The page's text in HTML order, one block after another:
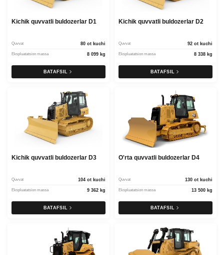
Kichik quvvatli buldozerlar D1
Quvvat 80 ot kuchi
Ekspluatatsion massa 8 099 kg
BATAFSIL
Kichik quvvatli buldozerlar D2
Quvvat 92 ot kuchi
Ekspluatatsion massa 8 338 kg
BATAFSIL
Kichik quvvatli buldozerlar D3
Quvvat 104 ot kuchi
Ekspluatatsion massa 9 362 kg
BATAFSIL
O'rta quvvatli buldozerlar D4
Quvvat 130 ot kuchi
Ekspluatatsion massa 13 500 kg
BATAFSIL